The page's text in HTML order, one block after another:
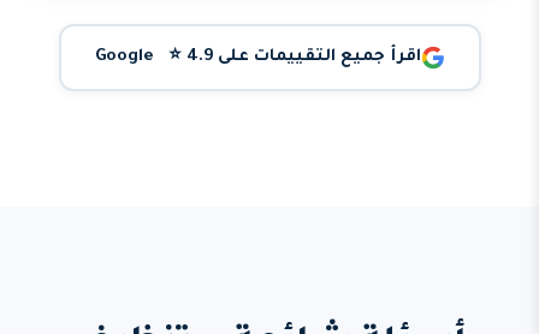
اقرأ جميع التقييمات على Google ⭐ 4.9